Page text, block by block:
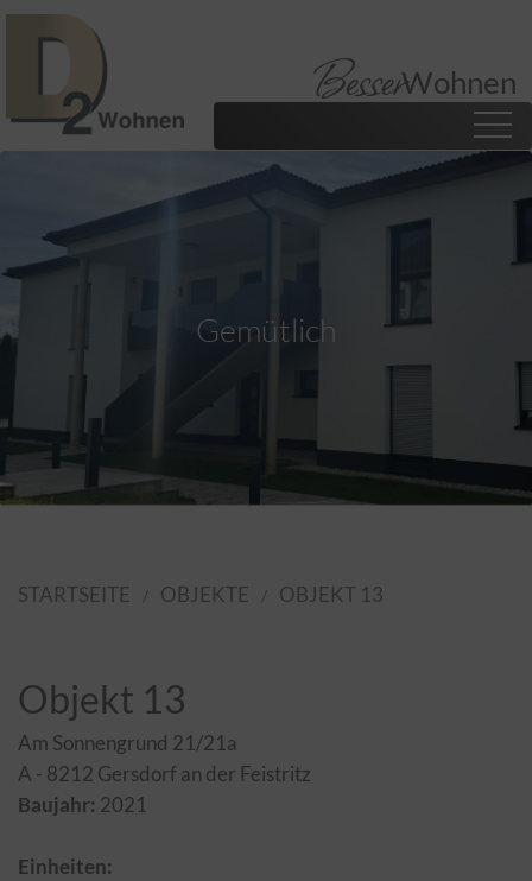
BesserWohnen
Gemütlich
STARTSEITE OBJEKTE OBJEKT 13
Objekt 13
Am Sonnengrund 21/21a
A - 8212 Gersdorf an der Feistritz
Baujahr: 2021
Einheiten: